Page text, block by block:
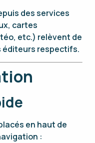
des services
cartes
etc.) relèvent de
éditeurs respectifs.
en haut de
: